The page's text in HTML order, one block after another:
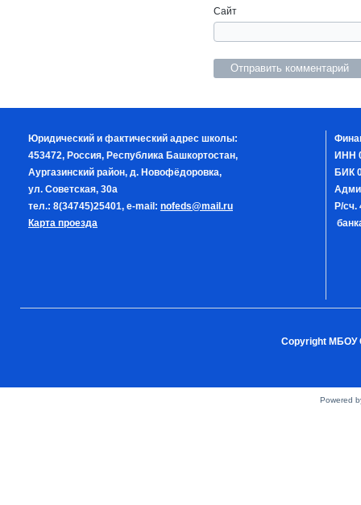
Сайт
Юридический и фактический адрес школы:
453472, Россия, Республика Башкортостан,
Аургазинский район, д. Новофёдоровка,
ул. Советская, 30а
тел.: 8(34745)25401, e-mail: nofeds@mail.ru
Карта проезда
ИНН
БИК
Р/сч.
Copyright МБОУ
Powered